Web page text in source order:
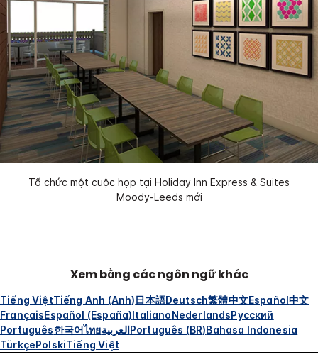
Tổ chức một cuộc họp tại Holiday Inn Express & Suites
Moody-Leeds mới
Xem bằng các ngôn ngữ khác
Tiếng ViệtTiếng Anh (Anh)日本語Deutsch繁體中文Español中文
FrançaisEspañol (España)ItalianoNederlandsРусский
Português한국어ไทยالعربيةPortuguês (BR)Bahasa Indonesia
TürkçePolskiTiếng Việt